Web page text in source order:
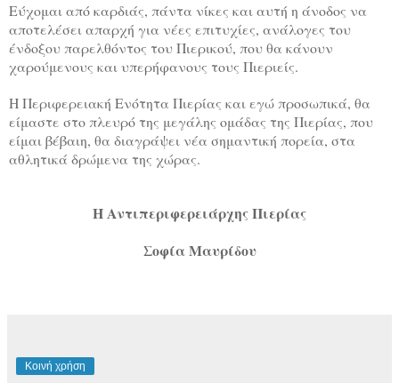
Εύχομαι από καρδιάς, πάντα νίκες και αυτή η άνοδος να
αποτελέσει απαρχή για νέες επιτυχίες, ανάλογες του
ένδοξου παρελθόντος του Πιερικού, που θα κάνουν
χαρούμενους και υπερήφανους τους Πιεριείς.
Η Περιφερειακή Ενότητα Πιερίας και εγώ προσωπικά, θα
είμαστε στο πλευρό της μεγάλης ομάδας της Πιερίας, που
είμαι βέβαιη, θα διαγράψει νέα σημαντική πορεία, στα
αθλητικά δρώμενα της χώρας.
Η Αντιπεριφερειάρχης Πιερίας
Σοφία Μαυρίδου
Κοινή χρήση